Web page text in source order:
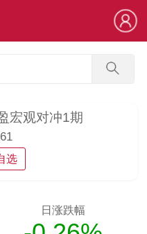
宏观对冲1期
选
日涨跌幅